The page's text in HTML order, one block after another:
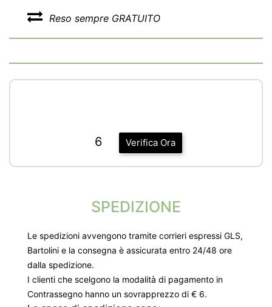
Reso sempre GRATUITO
Verifica Ora
6
SPEDIZIONE
Le spedizioni avvengono tramite corrieri espressi GLS,
Bartolini e la consegna è assicurata entro 24/48 ore
dalla spedizione.
I clienti che scelgono la modalità di pagamento in
Contrassegno hanno un sovrapprezzo di € 6.